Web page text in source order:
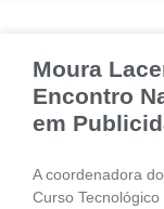
Moura
Encontro
em
A coordenadora
Curso